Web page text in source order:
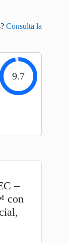
Consulta la
9.7
–
con